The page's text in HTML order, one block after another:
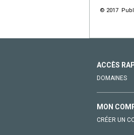
© 2017
ACCÈS
DOMAINES
MON
CRÉER UN